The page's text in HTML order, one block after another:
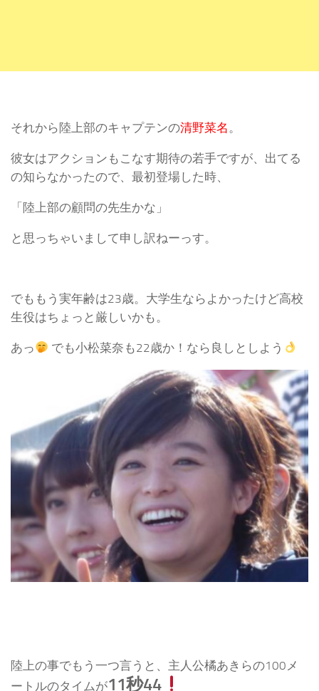
それから陸上部のキャプテンの清野菜名。
彼女はアクションもこなす期待の若手ですが、出てる
の知らなかったので、最初登場した時、
「陸上部の顧問の先生かな」
と思っちゃいまして申し訳ねーっす。
でももう実年齢は23歳。大学生ならよかったけど高校
生役はちょっと厳しいかも。
あっ でも小松菜奈も22歳か！なら良しとしよう
陸上の事でもう一つ言うと、主人公橘あきらの100メ
ートルのタイムが11秒44